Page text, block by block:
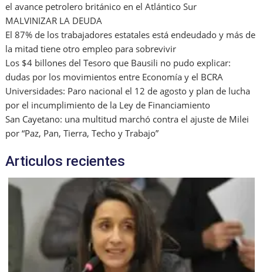
el avance petrolero británico en el Atlántico Sur
MALVINIZAR LA DEUDA
El 87% de los trabajadores estatales está endeudado y más de
la mitad tiene otro empleo para sobrevivir
Los $4 billones del Tesoro que Bausili no pudo explicar:
dudas por los movimientos entre Economía y el BCRA
Universidades: Paro nacional el 12 de agosto y plan de lucha
por el incumplimiento de la Ley de Financiamiento
San Cayetano: una multitud marchó contra el ajuste de Milei
por “Paz, Pan, Tierra, Techo y Trabajo”
Articulos recientes